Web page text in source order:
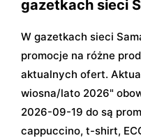
gazetkach sieci
W gazetkach sieci
promocje na różne
aktualnych ofert.
wiosna/lato 2026"
2026-09-19 do są
cappuccino, t-shirt,